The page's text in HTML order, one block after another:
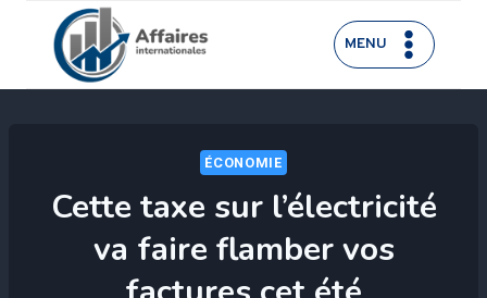
contenu
MENU
ÉCONOMIE
Cette taxe sur l’électricité
va faire flamber vos